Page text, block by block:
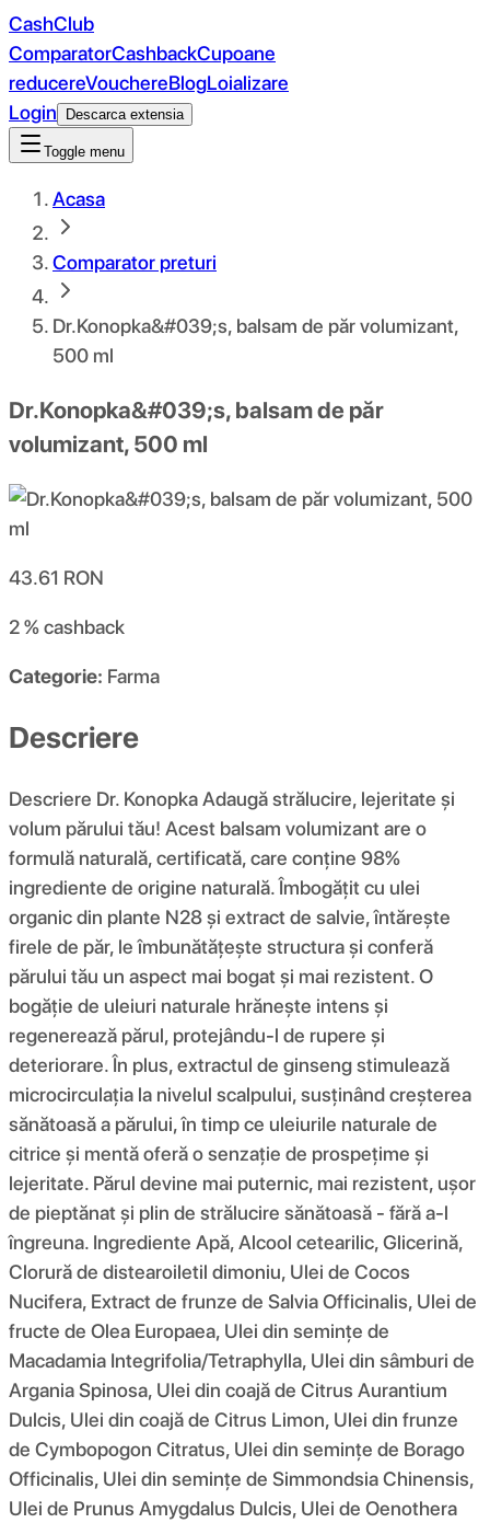
CashClub
ComparatorCashbackCupoane
reducereVouchereBlogLoializare
Login
Descarca extensia
Toggle menu
Acasa
Comparator preturi
Dr.Konopka&#039;s, balsam de păr volumizant,
500 ml
Dr.Konopka&#039;s, balsam de păr
volumizant, 500 ml
43.61 RON
2 %cashback
Categorie: Farma
Descriere
Descriere Dr. Konopka Adaugă strălucire, lejeritate și
volum părului tău! Acest balsam volumizant are o
formulă naturală, certificată, care conține 98%
ingrediente de origine naturală. Îmbogățit cu ulei
organic din plante N28 și extract de salvie, întărește
firele de păr, le îmbunătățește structura și conferă
părului tău un aspect mai bogat și mai rezistent. O
bogăție de uleiuri naturale hrănește intens și
regenerează părul, protejându-l de rupere și
deteriorare. În plus, extractul de ginseng stimulează
microcirculația la nivelul scalpului, susținând creșterea
sănătoasă a părului, în timp ce uleiurile naturale de
citrice și mentă oferă o senzație de prospețime și
lejeritate. Părul devine mai puternic, mai rezistent, ușor
de pieptănat și plin de strălucire sănătoasă - fără a-l
îngreuna. Ingrediente Apă, Alcool cetearilic, Glicerină,
Clorură de distearoiletil dimoniu, Ulei de Cocos
Nucifera, Extract de frunze de Salvia Officinalis, Ulei de
fructe de Olea Europaea, Ulei din semințe de
Macadamia Integrifolia/Tetraphylla, Ulei din sâmburi de
Argania Spinosa, Ulei din coajă de Citrus Aurantium
Dulcis, Ulei din coajă de Citrus Limon, Ulei din frunze
de Cymbopogon Citratus, Ulei din semințe de Borago
Officinalis, Ulei din semințe de Simmondsia Chinensis,
Ulei de Prunus Amygdalus Dulcis, Ulei de Oenothera